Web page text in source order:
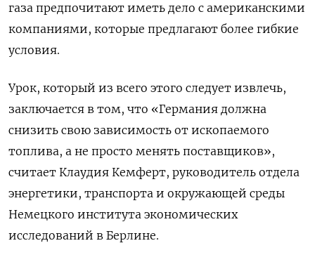
газа предпочитают иметь дело с американскими
компаниями, которые предлагают более гибкие
условия.
Урок, который из всего этого следует извлечь,
заключается в том, что «Германия должна
снизить свою зависимость от ископаемого
топлива, а не просто менять поставщиков»,
считает Клаудия Кемферт, руководитель отдела
энергетики, транспорта и окружающей среды
Немецкого института экономических
исследований в Берлине.